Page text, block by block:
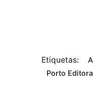
Etiquetas:
Porto Editora